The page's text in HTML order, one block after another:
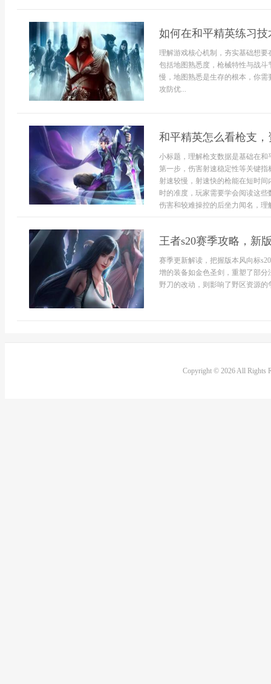
如何在和平精英练习
理解游戏核心机制，夯实基础想
包括地图熟悉度，枪械特性与战
慢，地图熟悉是生存的根本，你
攻防优...
和平精英怎么看枪支
小标题，理解枪支数据是基础在
第一步，伤害射速稳定性等关键
射速较慢，射速快的枪能在短时
时的准度，玩家需要学会阅读这
伤害和较难操控的后坐力闻名，理
王者s20赛季攻略，新
赛季更新解读，把握版本风向标
增的装备如金色圣剑，重塑了部
野刀的改动，则影响了野区资源
Copyright © 2026 All Rights